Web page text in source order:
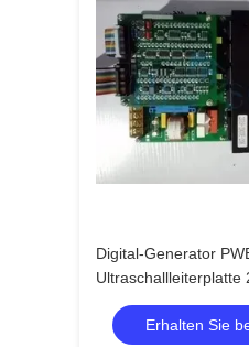
Digital-Generator
Ultraschallleiterplatte
Erhalten Sie